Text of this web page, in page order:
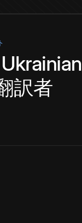
Ukrainian
訳者